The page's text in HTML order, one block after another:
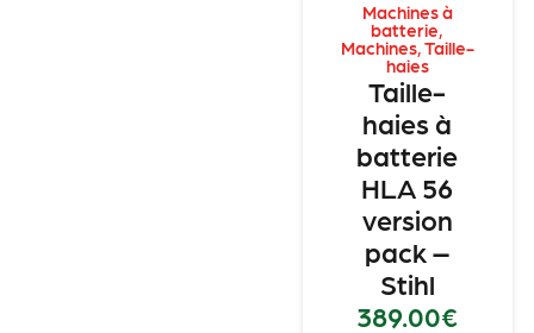
Machines à
batterie,
Machines,Taille-
haies
Taille-
haies à
batterie
HLA 56
version
pack –
Stihl
389.00€